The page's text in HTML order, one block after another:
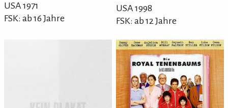
USA 1971
FSK: ab 16 Jahre
USA 1998
FSK: ab 12 Jahre